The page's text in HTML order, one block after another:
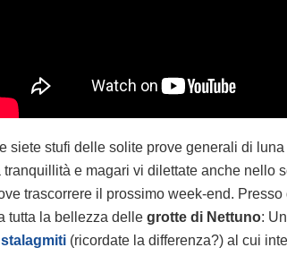
siete stufi delle solite prove generali di
tranquillità e magari vi dilettate anche nello
trascorrere il prossimo week-end.
tutta la bellezza delle grotte di Nettuno:
stalagmiti (ricordate la differenza?) al cui